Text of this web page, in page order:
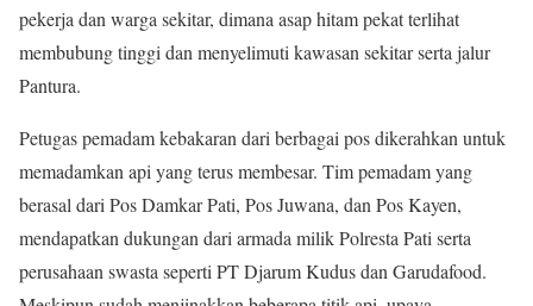
pekerja dan warga sekitar, dimana asap hitam pekat terlihat
membubung tinggi dan menyelimuti kawasan sekitar serta jalur
Pantura.
Petugas pemadam kebakaran dari berbagai pos dikerahkan untuk
memadamkan api yang terus membesar. Tim pemadam yang
berasal dari Pos Damkar Pati, Pos Juwana, dan Pos Kayen,
mendapatkan dukungan dari armada milik Polresta Pati serta
perusahaan swasta seperti PT Djarum Kudus dan Garudafood.